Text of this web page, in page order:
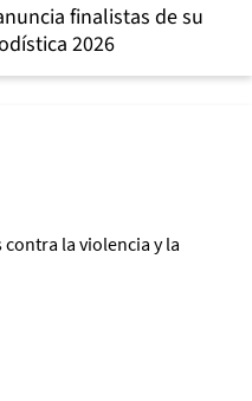
finalistas de su
2026